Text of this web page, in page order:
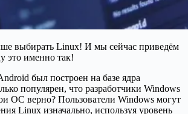
выбирать Linux! И мы сейчас приведём
это именно так!
был построен на базе ядра
популярен, что разработчики Windows
ОС верно? Пользователи Windows могут
Linux изначально, используя уровень